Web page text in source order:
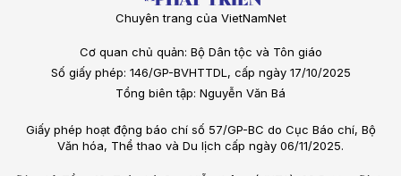
Chuyên trang của VietNamNet
Cơ quan chủ quản: Bộ Dân tộc và Tôn giáo
Số giấy phép: 146/GP-BVHTTDL, cấp ngày 17/10/2025
Tổng biên tập: Nguyễn Văn Bá
Giấy phép hoạt động báo chí số 57/GP-BC do Cục Báo chí, Bộ
Văn hóa, Thể thao và Du lịch cấp ngày 06/11/2025.